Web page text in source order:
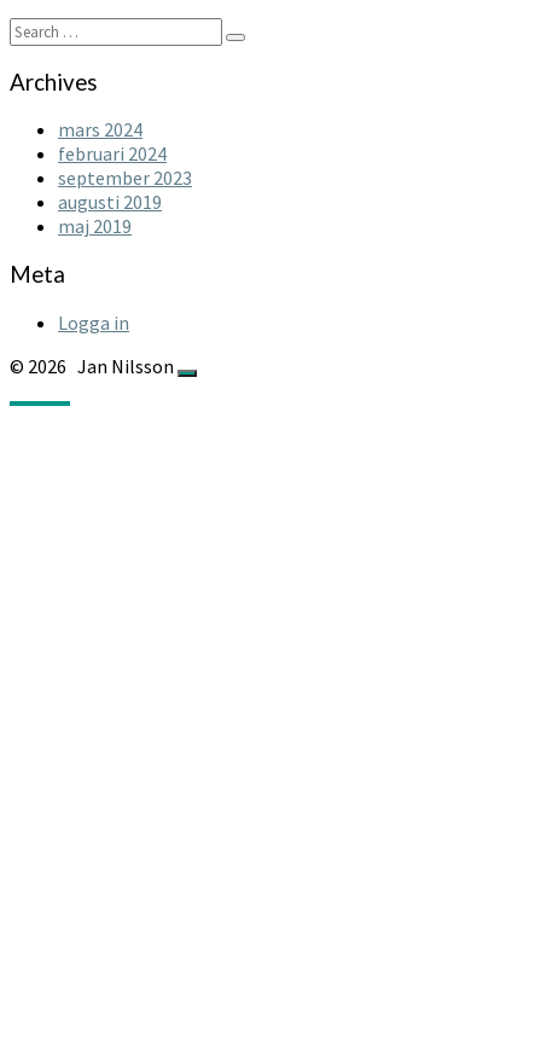
Search
for:
Search
Archives
mars 2024
februari 2024
september 2023
augusti 2019
maj 2019
Meta
Logga in
© 2026 Jan Nilsson